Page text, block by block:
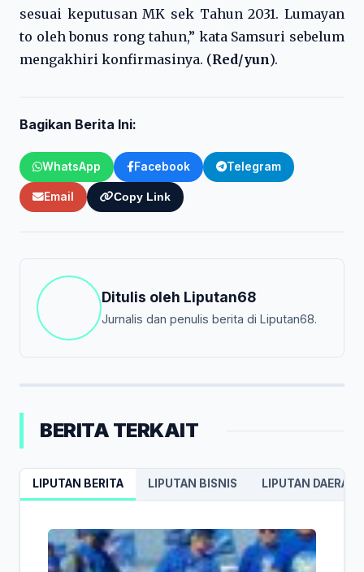
sesuai keputusan MK sek Tahun 2031. Lumayan
to oleh bonus rong tahun,” kata Samsuri sebelum
mengakhiri konfirmasinya. (Red/yun).
Bagikan Berita Ini:
WhatsApp Facebook Telegram
Email Copy Link
Ditulis oleh Liputan68
Jurnalis dan penulis berita di Liputan68.
BERITA TERKAIT
LIPUTAN BERITA LIPUTAN BISNIS LIPUTAN DAERAH